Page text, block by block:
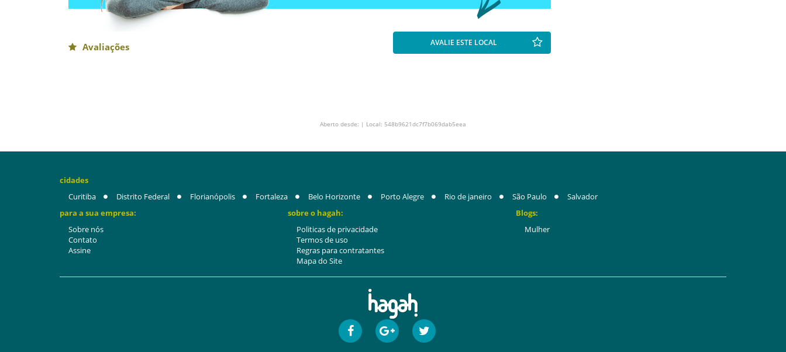
Avaliações AVALIE ESTE LOCAL
Aberto desde: | Local: 548b9621dc7f7b069dab5eea
cidades
Curitiba
Distrito Federal Florianópolis Fortaleza Belo Horizonte Porto Alegre Rio de janeiro São Paulo
Salvador
para a sua empresa:
Sobre nós
Contato
Assine
sobre o hagah:
Politicas de privacidade
Termos de uso
Regras para contratantes
Mapa do Site
Blogs:
Mulher